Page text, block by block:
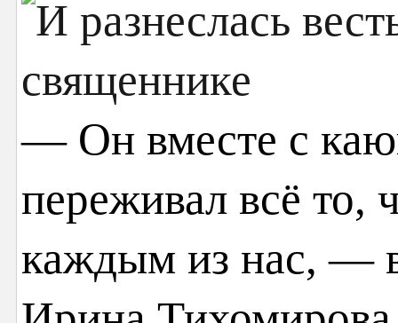
— Он вместе с
переживал всё то,
каждым из нас, —